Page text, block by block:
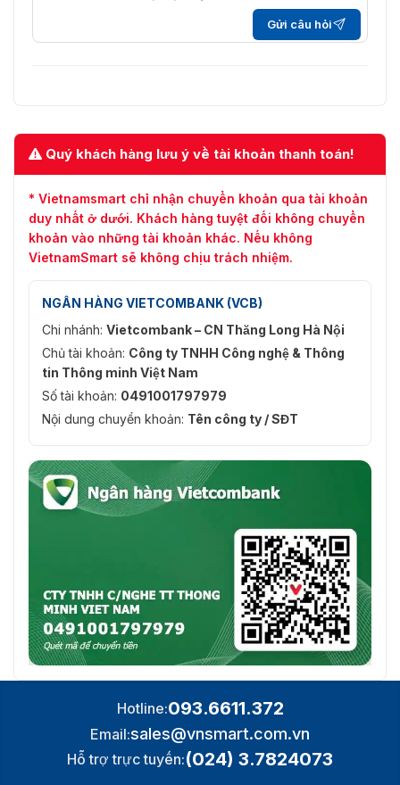
Gửi câu hỏi
Quý khách hàng lưu ý về tài khoản thanh toán!
* Vietnamsmart chỉ nhận chuyển khoản qua tài khoản
duy nhất ở dưới. Khách hàng tuyệt đối không chuyển
khoản vào những tài khoản khác. Nếu không
VietnamSmart sẽ không chịu trách nhiệm.
NGÂN HÀNG VIETCOMBANK (VCB)
Chi nhánh: Vietcombank – CN Thăng Long Hà Nội
Chủ tài khoản: Công ty TNHH Công nghệ & Thông
tin Thông minh Việt Nam
Số tài khoản: 0491001797979
Nội dung chuyển khoản: Tên công ty / SĐT
Hotline:093.6611.372
Email:sales@vnsmart.com.vn
Hỗ trợ trực tuyến:(024) 3.7824073